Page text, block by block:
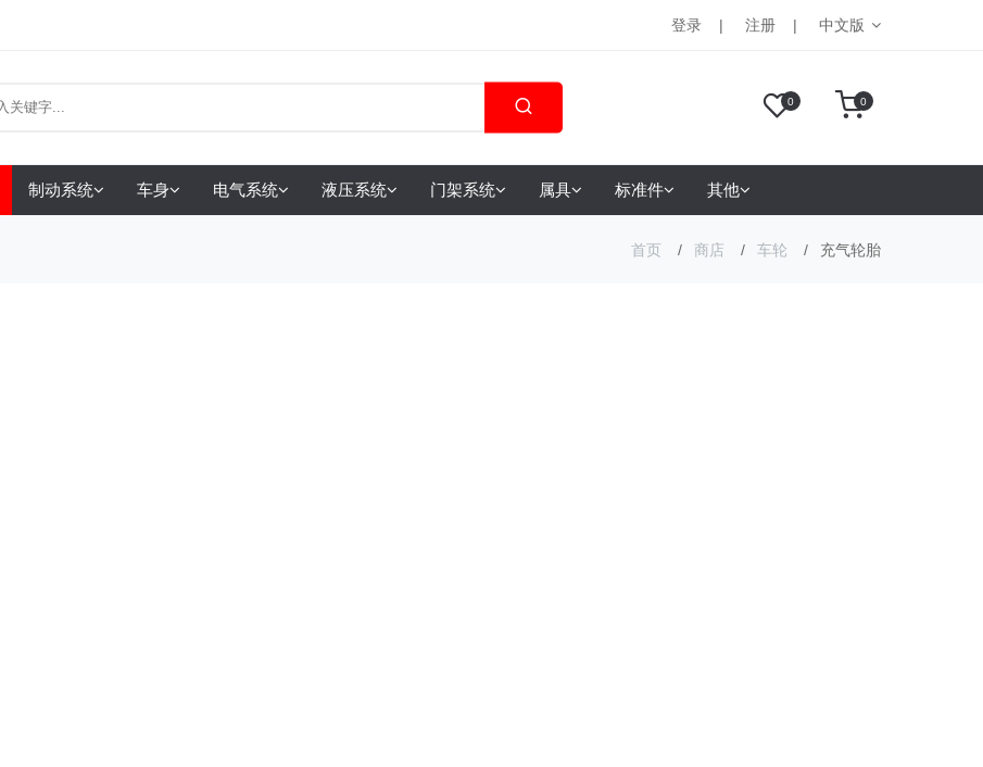
登录 注册 中文版
0 0
制动系统 车身 电气系统 液压系统 门架系统 属具 标准件 其他
首页 商店 车轮 充气轮胎